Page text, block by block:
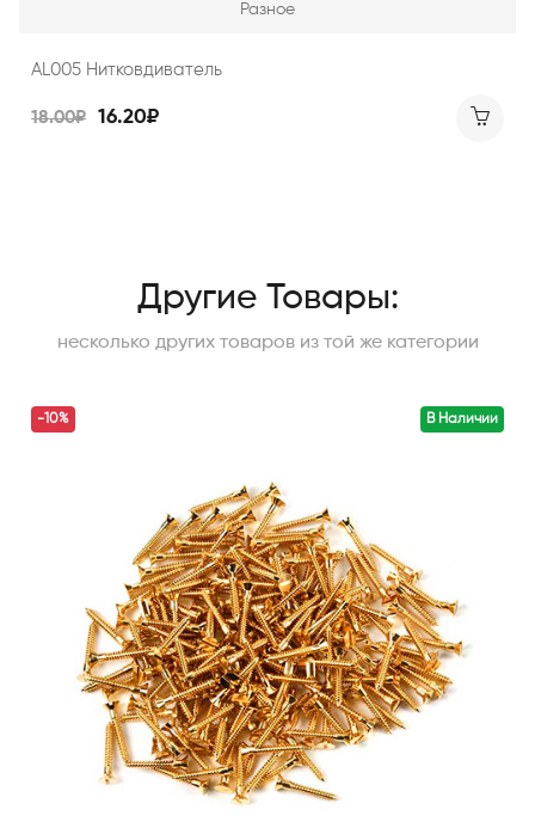
Разное
AL005 Нитковдиватель
18.00₽ 16.20₽
Другие Товары:
несколько других товаров из той же категории
В Наличии
-10%